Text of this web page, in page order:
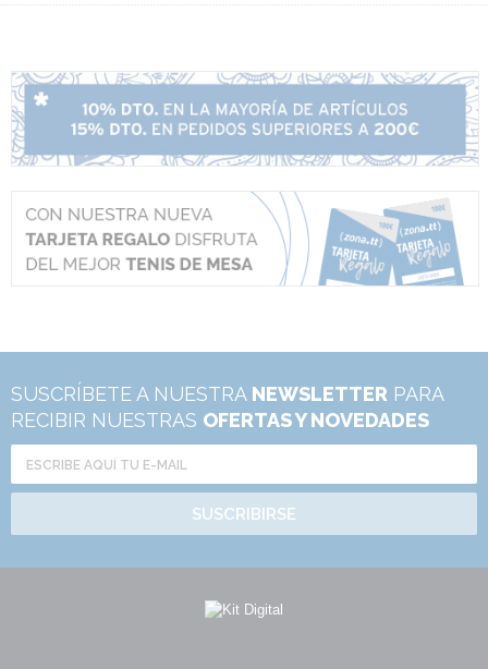
SUSCRÍBETE A NUESTRA NEWSLETTER PARA
RECIBIR NUESTRAS OFERTAS Y NOVEDADES
SUSCRIBIRSE